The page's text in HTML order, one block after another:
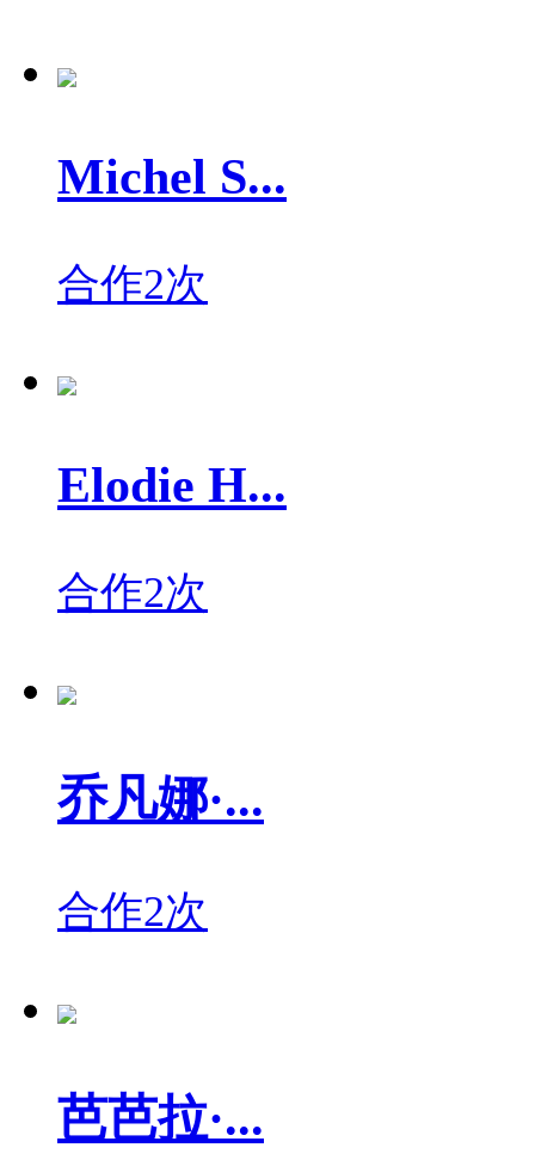
Michel S...
合作2次
Elodie H...
合作2次
乔凡娜·...
合作2次
芭芭拉·...